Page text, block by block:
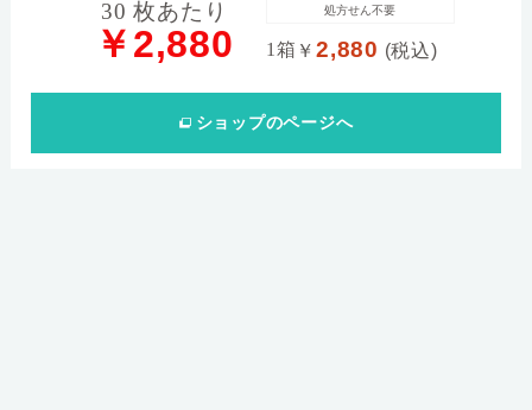
30 枚あたり
￥2,880 1箱 ￥2,880 (税込)
処方せん不要
ショップのページへ